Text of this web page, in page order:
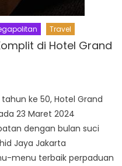
Travel
di Hotel Grand
tahun ke 50, Hotel Grand
23 Maret 2024
dengan bulan suci
Jaya Jakarta
menu terbaik perpaduan